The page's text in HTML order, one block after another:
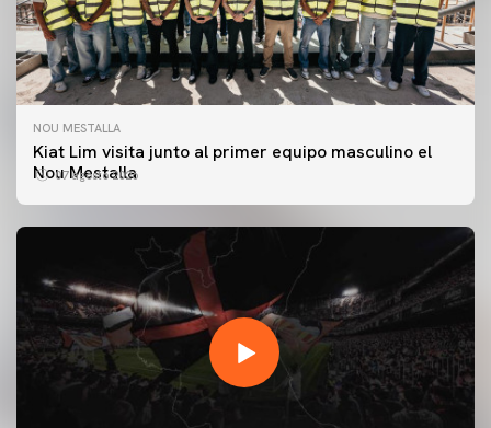
NOU MESTALLA
Kiat Lim visita junto al primer equipo masculino el
Nou Mestalla
07 agosto 2026